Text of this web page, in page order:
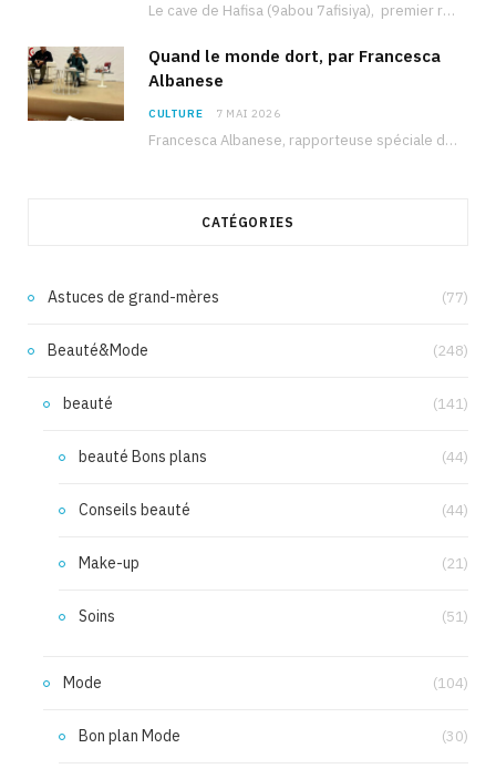
Le cave de Hafisa (9abou 7afisiya), premier roman du journaliste tunisien Mohamed Amine Ben Hlel,…
Quand le monde dort, par Francesca
Albanese
CULTURE 7 MAI 2026
Francesca Albanese, rapporteuse spéciale de l’ONU sur les territoires palestiniens occupés, était à Tunis pour…
CATÉGORIES
Astuces de grand-mères (77)
Beauté&Mode (248)
beauté (141)
beauté Bons plans (44)
Conseils beauté (44)
Make-up (21)
Soins (51)
Mode (104)
Bon plan Mode (30)